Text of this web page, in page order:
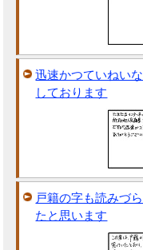
迅速かつていねい
しております
戸籍の字も読みづ
たと思います